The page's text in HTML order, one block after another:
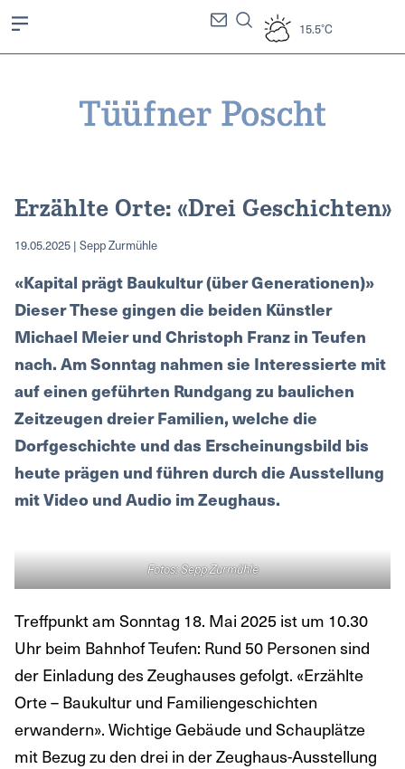
15.5°C
Erzählte Orte: «Drei Geschichten»
19.05.2025 | Sepp Zurmühle
«Kapital prägt Baukultur (über Generationen)»
Dieser These gingen die beiden Künstler
Michael Meier und Christoph Franz in Teufen
nach. Am Sonntag nahmen sie Interessierte mit
auf einen geführten Rundgang zu baulichen
Zeitzeugen dreier Familien, welche die
Dorfgeschichte und das Erscheinungsbild bis
heute prägen und führen durch die Ausstellung
mit Video und Audio im Zeughaus.
Fotos: Sepp Zurmühle
Treffpunkt am Sonntag 18. Mai 2025 ist um 10.30
Uhr beim Bahnhof Teufen: Rund 50 Personen sind
der Einladung des Zeughauses gefolgt. «Erzählte
Orte – Baukultur und Familiengeschichten
erwandern». Wichtige Gebäude und Schauplätze
mit Bezug zu den drei in der Zeughaus-Ausstellung